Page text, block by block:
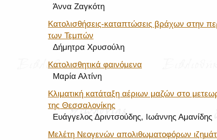
Άννα Ζαγκότη
Κατολισθήσεις-καταπτώσεις βράχων στην
των Τεμπών
Δήμητρα Χρυσούλη
Κατολισθητικά φαινόμενα
Μαρία Αλτίνη
Κλιματική κατάταξη αέριων μαζών στο
της Θεσσαλονίκης
Ευάγγελος Δριντσούδης, Ιωάννης Αμανίδης
Μελέτη Νεογενών απολιθωματοφόρων